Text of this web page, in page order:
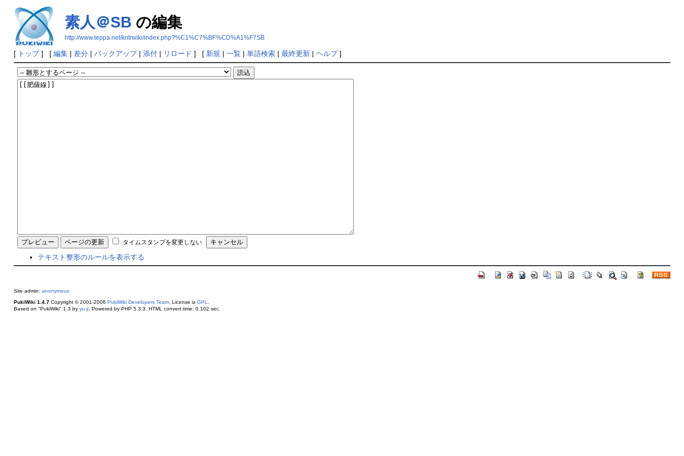
素人＠SB の編集
http://www.teppa.net/kntrwiki/index.php?%C1%C7%BF%CD%A1%F7SB
[ トップ] [ 編集| 差分| バックアップ| 添付| リロード ] [ 新規 | 一覧| 単語検索| 最終更新| ヘルプ]
タイムスタンプを変更しない
テキスト整形のルールを表示する
Site admin: anonymous
PukiWiki 1.4.7Copyright © 2001-2006 PukiWiki Developers Team. License is GPL
Based on "PukiWiki" 1.3 by yu-ji. Powered by PHP 5.3.3. HTML convert time: 0.102 sec.